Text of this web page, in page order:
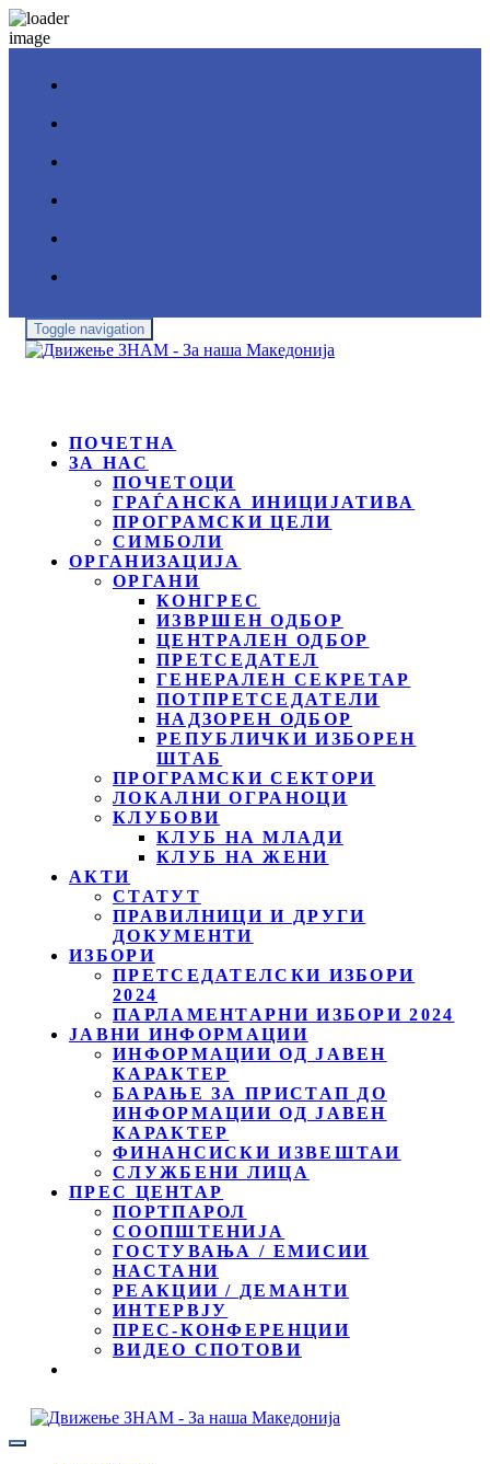
Toggle navigation
ПОЧЕТНА
ЗА НАС
ПОЧЕТОЦИ
ГРАЃАНСКА ИНИЦИЈАТИВА
ПРОГРАМСКИ ЦЕЛИ
СИМБОЛИ
ОРГАНИЗАЦИЈА
ОРГАНИ
КОНГРЕС
ИЗВРШЕН ОДБОР
ЦЕНТРАЛЕН ОДБОР
ПРЕТСЕДАТЕЛ
ГЕНЕРАЛЕН СЕКРЕТАР
ПОТПРЕТСЕДАТЕЛИ
НАДЗОРЕН ОДБОР
РЕПУБЛИЧКИ ИЗБОРЕН
ШТАБ
ПРОГРАМСКИ СЕКТОРИ
ЛОКАЛНИ ОГРАНОЦИ
КЛУБОВИ
КЛУБ НА МЛАДИ
КЛУБ НА ЖЕНИ
АКТИ
СТАТУТ
ПРАВИЛНИЦИ И ДРУГИ
ДОКУМЕНТИ
ИЗБОРИ
ПРЕТСЕДАТЕЛСКИ ИЗБОРИ
2024
ПАРЛАМЕНТАРНИ ИЗБОРИ 2024
ЈАВНИ ИНФОРМАЦИИ
ИНФОРМАЦИИ ОД ЈАВЕН
КАРАКТЕР
БАРАЊЕ ЗА ПРИСТАП ДО
ИНФОРМАЦИИ ОД ЈАВЕН
КАРАКТЕР
ФИНАНСИСКИ ИЗВЕШТАИ
СЛУЖБЕНИ ЛИЦА
ПРЕС ЦЕНТАР
ПОРТПАРОЛ
СООПШТЕНИЈА
ГОСТУВАЊА / ЕМИСИИ
НАСТАНИ
РЕАКЦИИ / ДЕМАНТИ
ИНТЕРВЈУ
ПРЕС-КОНФЕРЕНЦИИ
ВИДЕО СПОТОВИ